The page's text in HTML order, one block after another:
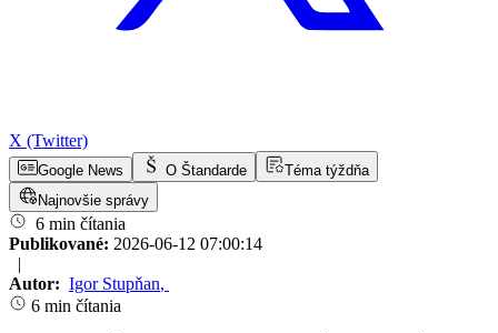
X (Twitter)
Google News O Štandarde
Téma týždňa
Najnovšie správy
6 min čítania
Publikované: 2026-06-12 07:00:14
|
Autor: Igor Stupňan,
6 min čítania